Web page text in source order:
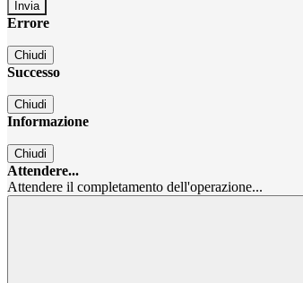
Errore
Chiudi
Successo
Chiudi
Informazione
Chiudi
Attendere...
Attendere il completamento dell'operazione...